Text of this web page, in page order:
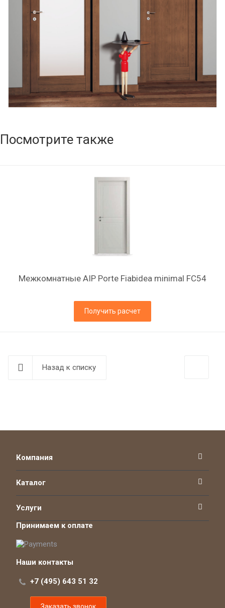
Посмотрите также
Межкомнатные AIP Porte Fiabidea minimal FC54
Получить расчет
Назад к списку
Компания
Каталог
Услуги
Принимаем к оплате
Наши контакты
+7 (495) 643 51 32